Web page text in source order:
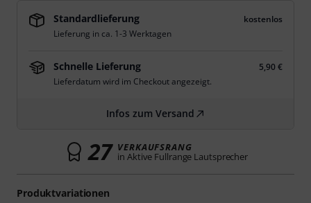
Produktvariationen
Standardlieferung
kostenlos
Lieferung in ca. 1-3 Werktagen
Schnelle Lieferung
5,90 €
Lieferdatum wird im Checkout angezeigt.
Infos zum Versand
27 VERKAUFSRANG
in Aktive Fullrange Lautsprecher